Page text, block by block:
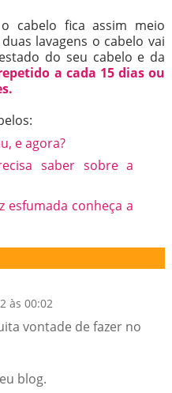
cabelo fica assim meio
lavagens o cabelo vai
do seu cabelo e da
a cada 15 dias ou
e agora?
saber sobre a
esfumada conheça a
às 00:02
vontade de fazer no
blog.